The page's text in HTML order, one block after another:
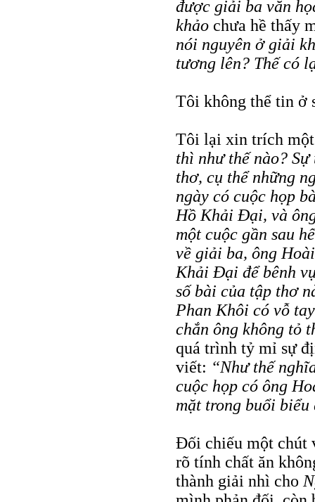
được giải ba văn
khảo chưa hề thấy
nói nguyên ở giải
tương lên? Thế có
Tôi không thể tin ở
Tôi lại xin trích một
thì như thế nào?
thơ, cụ thể những
ngày có cuộc họp
Hồ Khải Đại, và
một cuộc gần sau
về giải ba, ông
Khải Đại để bênh
số bài của tập thơ
Phan Khôi có vỗ
chắn ông không tỏ
quá trình tỷ mỉ sự
viết: “Như thế
cuộc họp có ông
mặt trong buổi
Đối chiếu một chút
rõ tính chất ăn
thành giải nhì cho